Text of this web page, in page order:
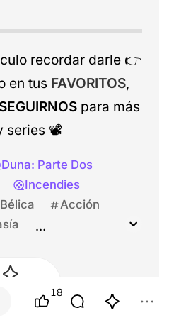
recordar darle 👉
en tus FAVORITOS,
SEGUIRNOS para más
series 📽️
Duna: Parte Dos
Incendies
Bélica
Acción
18